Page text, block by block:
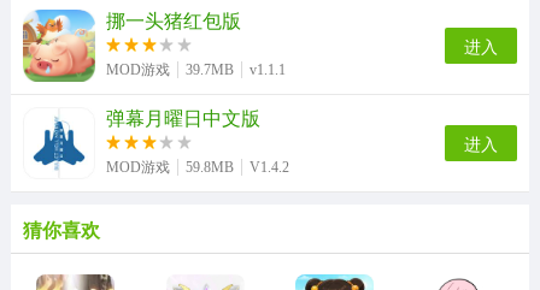
挪一头猪红包版
MOD游戏 39.7MB v1.1.1
进入
弹幕月曜日中文版
MOD游戏 59.8MB V1.4.2
进入
猜你喜欢